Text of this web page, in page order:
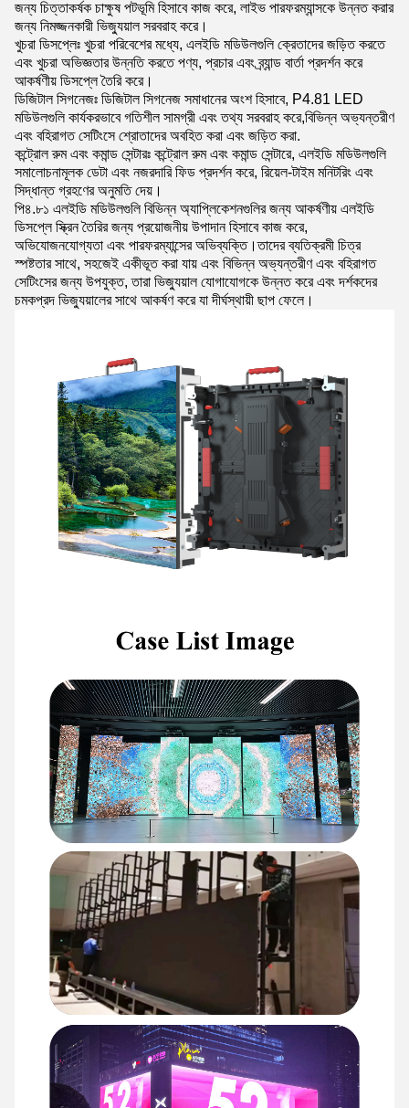
জন্য চিত্তাকর্ষক চাক্ষুষ পটভূমি হিসাবে কাজ করে, লাইভ পারফরম্যান্সকে উন্নত করার
জন্য নিমজ্জনকারী ভিজ্যুয়াল সরবরাহ করে।
খুচরা ডিসপ্লেঃ খুচরা পরিবেশের মধ্যে, এলইডি মডিউলগুলি ক্রেতাদের জড়িত করতে
এবং খুচরা অভিজ্ঞতার উন্নতি করতে পণ্য, প্রচার এবং ব্র্যান্ড বার্তা প্রদর্শন করে
আকর্ষণীয় ডিসপ্লে তৈরি করে।
ডিজিটাল সিগনেজঃ ডিজিটাল সিগনেজ সমাধানের অংশ হিসাবে, P4.81 LED
মডিউলগুলি কার্যকরভাবে গতিশীল সামগ্রী এবং তথ্য সরবরাহ করে,বিভিন্ন অভ্যন্তরীণ
এবং বহিরাগত সেটিংসে শ্রোতাদের অবহিত করা এবং জড়িত করা.
কন্ট্রোল রুম এবং কমান্ড সেন্টারঃ কন্ট্রোল রুম এবং কমান্ড সেন্টারে, এলইডি মডিউলগুলি
সমালোচনামূলক ডেটা এবং নজরদারি ফিড প্রদর্শন করে, রিয়েল-টাইম মনিটরিং এবং
সিদ্ধান্ত গ্রহণের অনুমতি দেয়।
পি৪.৮১ এলইডি মডিউলগুলি বিভিন্ন অ্যাপ্লিকেশনগুলির জন্য আকর্ষণীয় এলইডি
ডিসপ্লে স্ক্রিন তৈরির জন্য প্রয়োজনীয় উপাদান হিসাবে কাজ করে,
অভিযোজনযোগ্যতা এবং পারফরম্যান্সের অভিব্যক্তি।তাদের ব্যতিক্রমী চিত্র
স্পষ্টতার সাথে, সহজেই একীভূত করা যায় এবং বিভিন্ন অভ্যন্তরীণ এবং বহিরাগত
সেটিংসের জন্য উপযুক্ত, তারা ভিজ্যুয়াল যোগাযোগকে উন্নত করে এবং দর্শকদের
চমকপ্রদ ভিজ্যুয়ালের সাথে আকর্ষণ করে যা দীর্ঘস্থায়ী ছাপ ফেলে।